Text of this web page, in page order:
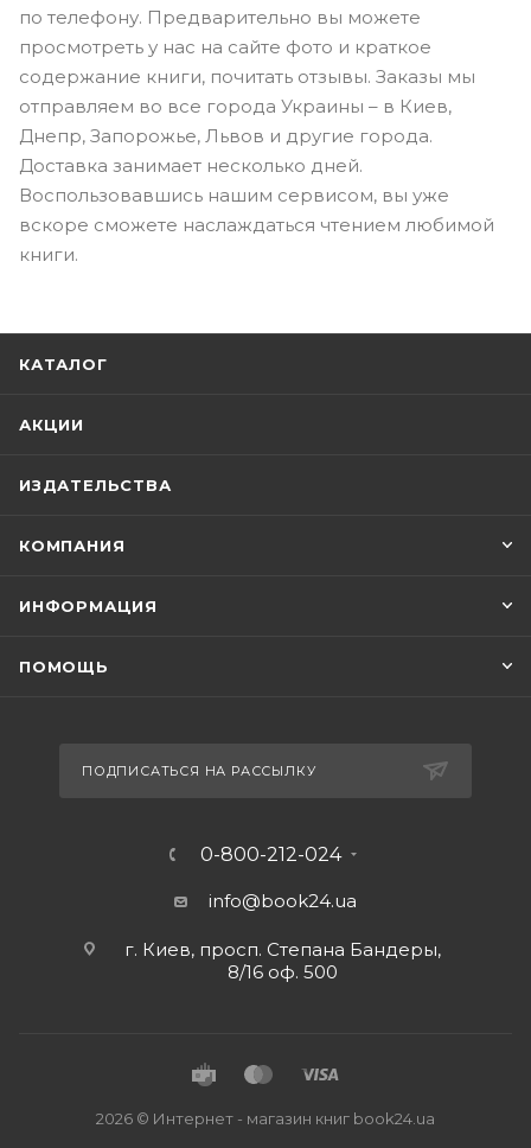
по телефону. Предварительно вы можете
просмотреть у нас на сайте фото и краткое
содержание книги, почитать отзывы. Заказы мы
отправляем во все города Украины – в Киев,
Днепр, Запорожье, Львов и другие города.
Доставка занимает несколько дней.
Воспользовавшись нашим сервисом, вы уже
вскоре сможете наслаждаться чтением любимой
книги.
КАТАЛОГ
АКЦИИ
ИЗДАТЕЛЬСТВА
КОМПАНИЯ
ИНФОРМАЦИЯ
ПОМОЩЬ
ПОДПИСАТЬСЯ НА РАССЫЛКУ
0-800-212-024
info@book24.ua
г. Киев, просп. Степана Бандеры,
8/16 оф. 500
2026 © Интернет - магазин книг book24.ua